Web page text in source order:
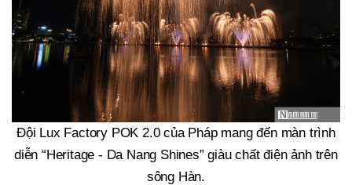
Đội Lux Factory POK 2.0 của Pháp mang đến màn trình
diễn “Heritage - Da Nang Shines” giàu chất điện ảnh trên
sông Hàn.